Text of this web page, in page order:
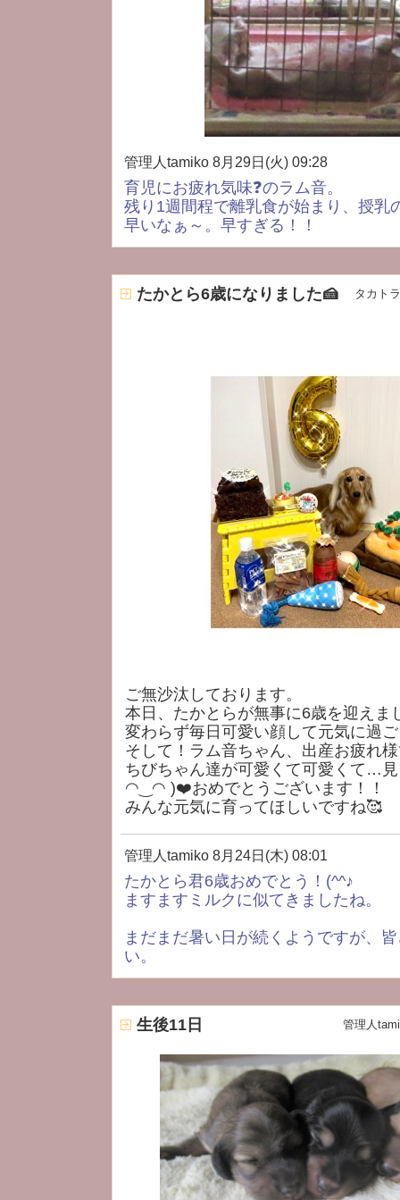
管理人tamiko 8月29日(火) 09:28
育児にお疲れ気味❓のラム音。
残り1週間程で離乳食が始まり、授乳
早いなぁ～。早すぎる！！
たかとら6歳になりました🍰 タカト
ご無沙汰しております。
本日、たかとらが無事に6歳を迎えま
変わらず毎日可愛い顔して元気に過
そして！ラム音ちゃん、出産お疲れ
ちびちゃん達が可愛くて可愛くて…
◠‿◠ )❤️おめでとうございます！！
みんな元気に育ってほしいですね🥰
管理人tamiko 8月24日(木) 08:01
たかとら君6歳おめでとう！(^^♪
ますますミルクに似てきましたね。
まだまだ暑い日が続くようですが、
い。
生後11日 管理人